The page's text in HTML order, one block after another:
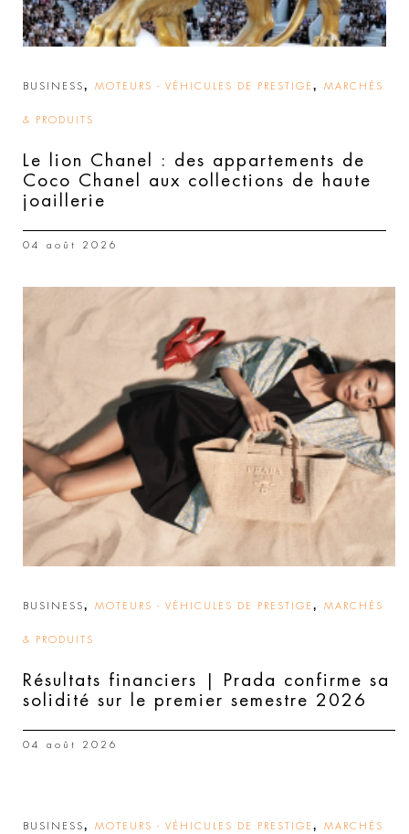
BUSINESS, MOTEURS - VÉHICULES DE PRESTIGE , MARCHÉS
& PRODUITS
Le lion Chanel : des appartements de
Coco Chanel aux collections de haute
joaillerie
04 août 2026
BUSINESS, MOTEURS - VÉHICULES DE PRESTIGE , MARCHÉS
& PRODUITS
Résultats financiers | Prada confirme sa
solidité sur le premier semestre 2026
04 août 2026
BUSINESS, MOTEURS - VÉHICULES DE PRESTIGE , MARCHÉS